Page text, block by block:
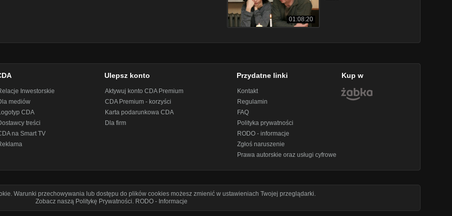
01:08:20
Inwestorskie
mediów
CDA
treści
na Smart TV
Ulepsz konto
Aktywuj konto CDA Premium
CDA Premium - korzyści
Karta podarunkowa CDA
Dla firm
Przydatne linki
Kontakt
Regulamin
FAQ
Polityka prywatności
RODO - informacje
Zgłoś naruszenie
Prawa autorskie oraz usługi cyfrowe
Kup w
Warunki przechowywania lub dostępu do plików cookies możesz zmienić w ustawieniach Twojej przeglądarki.
Zobacz naszą Politykę Prywatności. RODO - Informacje